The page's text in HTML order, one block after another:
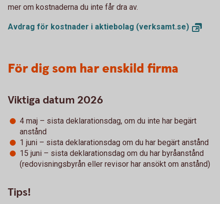
mer om kostnaderna du inte får dra av.
Avdrag för kostnader i aktiebolag (verksamt.se)
För dig som har enskild firma
Viktiga datum 2026
4 maj – sista deklarationsdag, om du inte har begärt
anstånd
1 juni – sista deklarationsdag om du har begärt anstånd
15 juni – sista deklarationsdag om du har byråanstånd
(redovisningsbyrån eller revisor har ansökt om anstånd)
Tips!